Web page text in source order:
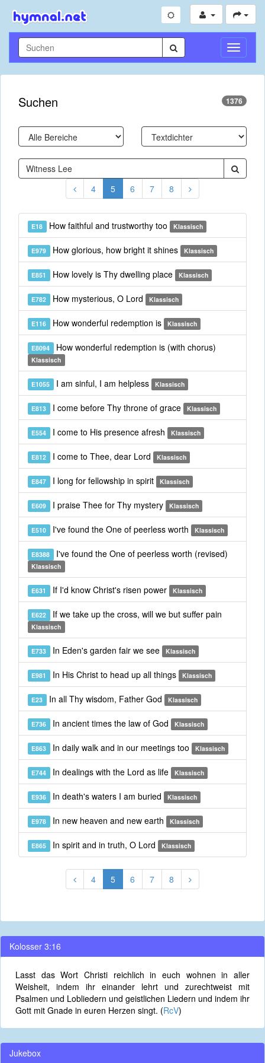
Suchen 1376
4 5 6 7 8
E18 How faithful and trustworthy too Klassisch
E979 How glorious, how bright it shines Klassisch
E851 How lovely is Thy dwelling place Klassisch
E782 How mysterious, O Lord Klassisch
E116 How wonderful redemption is Klassisch
E8094 How wonderful redemption is (with chorus)
Klassisch
E1055 I am sinful, I am helpless Klassisch
E813 I come before Thy throne of grace Klassisch
E554 I come to His presence afresh Klassisch
E812 I come to Thee, dear Lord Klassisch
E847 I long for fellowship in spirit Klassisch
E609 I praise Thee for Thy mystery Klassisch
E510 I've found the One of peerless worth Klassisch
E8388 I've found the One of peerless worth (revised)
Klassisch
E631 If I'd know Christ's risen power Klassisch
E622 If we take up the cross, will we but suffer pain
Klassisch
E733 In Eden's garden fair we see Klassisch
E981 In His Christ to head up all things Klassisch
E23 In all Thy wisdom, Father God Klassisch
E736 In ancient times the law of God Klassisch
E863 In daily walk and in our meetings too Klassisch
E744 In dealings with the Lord as life Klassisch
E936 In death's waters I am buried Klassisch
E978 In new heaven and new earth Klassisch
E865 In spirit and in truth, O Lord Klassisch
4 5 6 7 8
Kolosser 3:16
Lasst das Wort Christi reichlich in euch wohnen in aller
Weisheit, indem ihr einander lehrt und zurechtweist mit
Psalmen und Lobliedern und geistlichen Liedern und indem ihr
Gott mit Gnade in euren Herzen singt. (RcV)
Jukebox